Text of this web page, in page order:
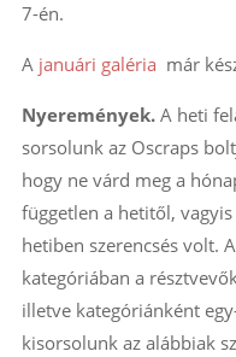
7-én.
A januári galéria már
Nyeremények.A heti
sorsolunk az Oscraps
hogy ne várd meg a
független a hetitől,
hetiben szerencsés volt.
kategóriában a
illetve kategóriánként
kisorsolunk az alábbiak